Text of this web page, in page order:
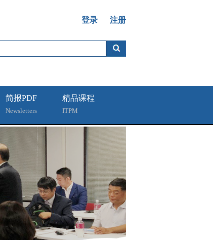
登录 注册
简报PDF
Newsletters
精品课程
ITPM